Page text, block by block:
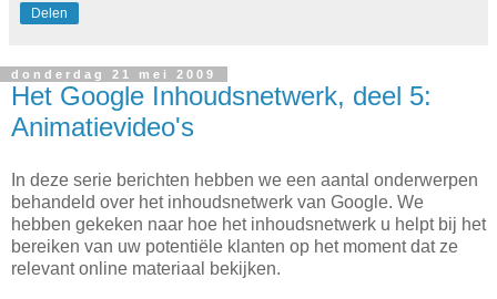
Delen
donderdag 21 mei 2009
Het Google Inhoudsnetwerk, deel 5:
Animatievideo's
In deze serie berichten hebben we een aantal onderwerpen
behandeld over het inhoudsnetwerk van Google. We
hebben gekeken naar hoe het inhoudsnetwerk u helpt bij het
bereiken van uw potentiële klanten op het moment dat ze
relevant online materiaal bekijken.